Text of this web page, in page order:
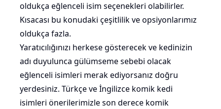
oldukça eğlenceli isim seçenekleri olabilirler.
Kısacası bu konudaki çeşitlilik ve opsiyonlarımız
oldukça fazla.
Yaratıcılığınızı herkese gösterecek ve kedinizin
adı duyulunca gülümseme sebebi olacak
eğlenceli isimleri merak ediyorsanız doğru
yerdesiniz. Türkçe ve İngilizce komik kedi
isimleri önerilerimizle son derece komik